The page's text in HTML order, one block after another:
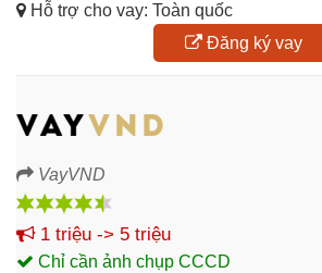
Hỗ trợ cho vay: Toàn quốc
Đăng ký vay
VayVND
1 triệu -> 5 triệu
Chỉ cần ảnh chụp CCCD